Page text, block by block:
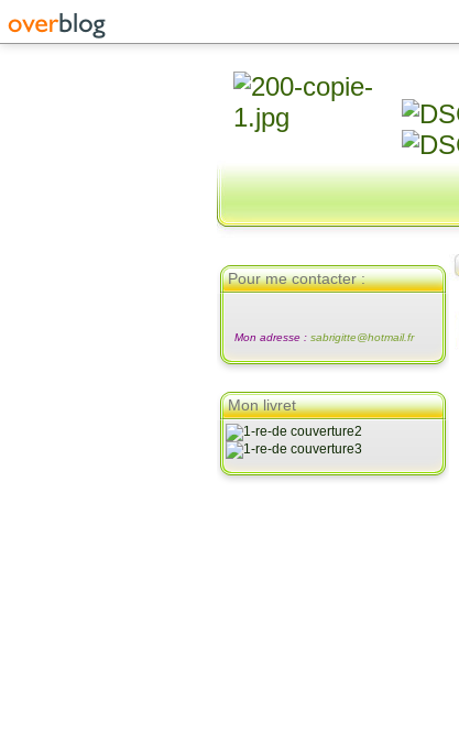
Pour me contacter :
Mon adresse : sabrigitte@hotmail.fr
Mon livret